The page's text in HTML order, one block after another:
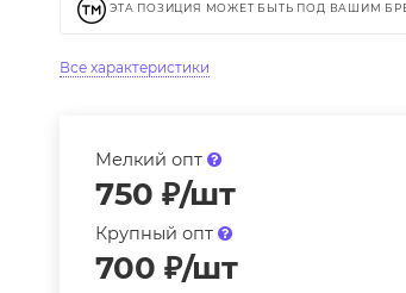
ЭТА ПОЗИЦИЯ МОЖЕТ БЫТЬ ПОД ВАШИМ
Все характеристики
Мелкий опт
750 ₽/шт
Крупный опт
700 ₽/шт